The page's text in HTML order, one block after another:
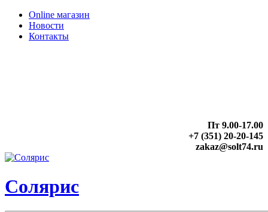
Online магазин
Новости
Контакты
Пт 9.00-17.00
+7 (351) 20-20-145
zakaz@solt74.ru
Солярис